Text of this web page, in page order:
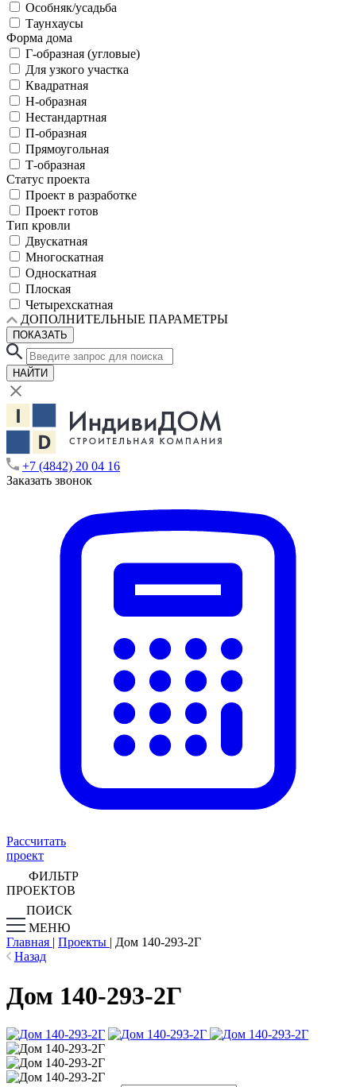
Особняк/усадьба
Таунхаусы
Форма дома
Г-образная (угловые)
Для узкого участка
Квадратная
Н-образная
Нестандартная
П-образная
Прямоугольная
Т-образная
Статус проекта
Проект в разработке
Проект готов
Тип кровли
Двускатная
Многоскатная
Односкатная
Плоская
Четырехскатная
ДОПОЛНИТЕЛЬНЫЕ ПАРАМЕТРЫ
ПОКАЗАТЬ
НАЙТИ
+7 (4842) 20 04 16
Заказать звонок
Рассчитать
проект
ФИЛЬТР
ПРОЕКТОВ
ПОИСК
МЕНЮ
Главная | Проекты | Дом 140-293-2Г
Назад
Дом 140-293-2Г